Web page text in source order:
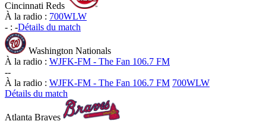
Cincinnati Reds
À la radio : 700WLW
- : -Détails du match
Washington Nationals
À la radio : WJFK-FM - The Fan 106.7 FM
--
À la radio : WJFK-FM - The Fan 106.7 FM 700WLW
Détails du match
Atlanta Braves